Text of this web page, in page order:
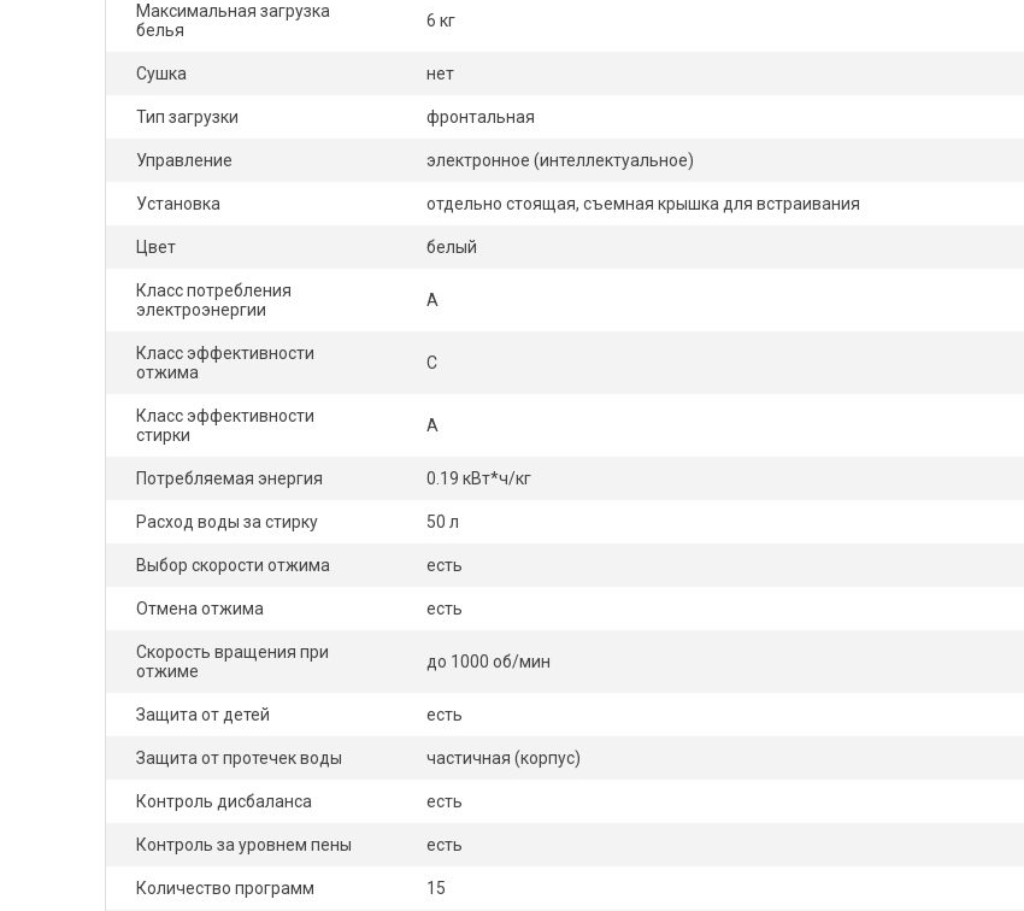
Максимальная загрузка
белья
6 кг
Сушка нет
Тип загрузки фронтальная
Управление электронное (интеллектуальное)
Установка отдельно стоящая, съемная крышка для встраивания
Цвет белый
Класс потребления
электроэнергии
A
Класс эффективности
отжима
C
Класс эффективности
стирки
A
Потребляемая энергия 0.19 кВт*ч/кг
Расход воды за стирку 50 л
Выбор скорости отжима есть
Отмена отжима есть
Скорость вращения при
отжиме
до 1000 об/мин
Защита от детей есть
Защита от протечек воды частичная (корпус)
Контроль дисбаланса есть
Контроль за уровнем пены есть
Количество программ 15